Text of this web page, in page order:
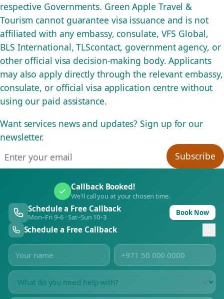
respective Governments. Green Apple Travel &
Tourism cannot guarantee visa issuance and is not
affiliated with any embassy, consulate, VFS Global,
BLS International, TLScontact, government agency, or
other official visa decision-making body. Applicants
may also apply directly through the relevant embassy,
consulate, or official visa application centre without
using our paid assistance.
Want services news and updates? Sign up for our
newsletter.
Subscribe
Callback Booked!
We'll call you at your chosen time.
Schedule a Free Callback
Mon–Fri 9–6 · Sat–Sun 10–3 Book Now
Schedule a Free Callback